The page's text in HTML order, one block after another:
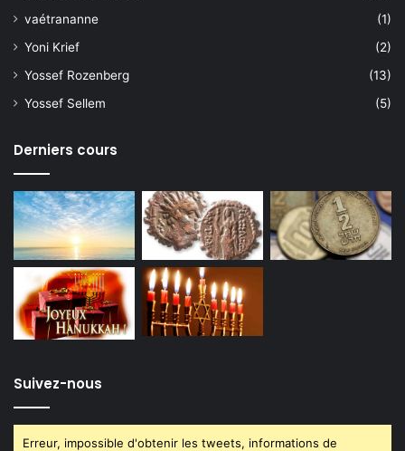
vaétrananne
(1)
Yoni Krief
(2)
Yossef Rozenberg
(13)
Yossef Sellem
(5)
Derniers cours
Suivez-nous
Erreur, impossible d'obtenir les tweets, informations de